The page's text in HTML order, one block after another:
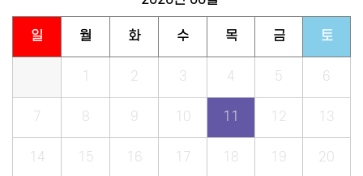
일 월 화 수 목 금 토
1 2 3 4 5 6
7 8 9 10 11 12 13
14 15 16 17 18 19 20